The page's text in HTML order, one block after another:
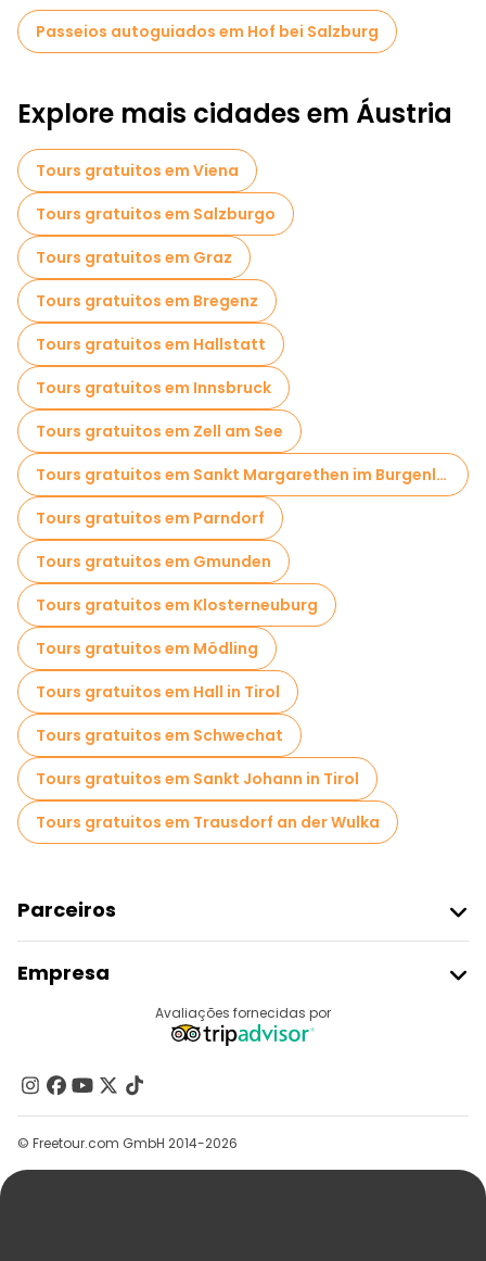
Passeios autoguiados em Hof bei Salzburg
Explore mais cidades em Áustria
Tours gratuitos em Viena
Tours gratuitos em Salzburgo
Tours gratuitos em Graz
Tours gratuitos em Bregenz
Tours gratuitos em Hallstatt
Tours gratuitos em Innsbruck
Tours gratuitos em Zell am See
Tours gratuitos em Sankt Margarethen im Burgenland
Tours gratuitos em Parndorf
Tours gratuitos em Gmunden
Tours gratuitos em Klosterneuburg
Tours gratuitos em Mödling
Tours gratuitos em Hall in Tirol
Tours gratuitos em Schwechat
Tours gratuitos em Sankt Johann in Tirol
Tours gratuitos em Trausdorf an der Wulka
Parceiros
Registo Do Fornecedor
Programa De Afiliados
Empresa
Contacte-Nos
Grupos
Ajuda
Avaliações fornecidas por
© Freetour.com GmbH 2014-2026